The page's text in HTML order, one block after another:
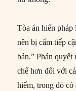
Tòa án hiến pháp
nên bị cấm tiếp
bản.” Phán
chế hơn đối với
hiểm, trong đó